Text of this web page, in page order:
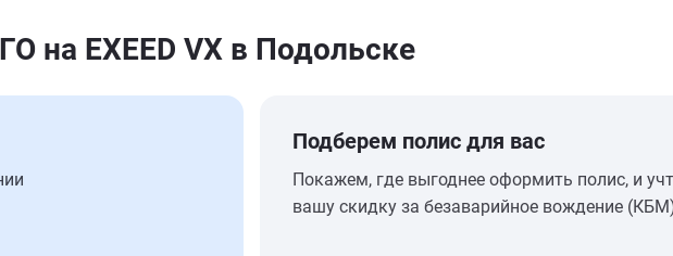
EXEED VX в Подольске
Подберем полис для вас
Покажем, где выгоднее оформить полис, и
вашу скидку за безаварийное вождение